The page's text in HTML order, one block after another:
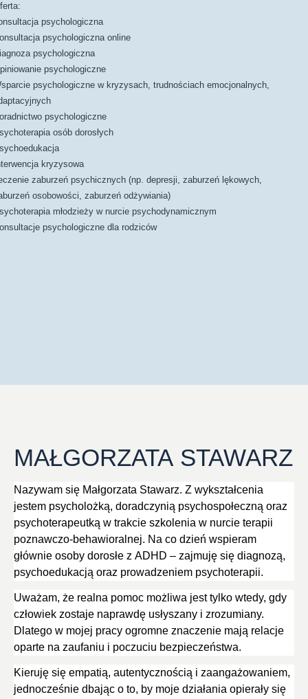
psychologiczna
psychologiczna online
psychologiczna
psychologiczne
psychologiczne w kryzysach, trudnościach emocjonalnych,
psychologiczne
osób dorosłych
kryzysowa
zaburzeń psychicznych (np. depresji, zaburzeń lękowych,
osobowości, zaburzeń odżywiania)
młodzieży w nurcie psychodynamicznym
psychologiczne dla rodziców
MAŁGORZATA STAWARZ​
Nazywam się Małgorzata Stawarz. Z wykształcenia
jestem psycholożką, doradczynią psychospołeczną oraz
psychoterapeutką w trakcie szkolenia w nurcie terapii
poznawczo-behawioralnej. Na co dzień wspieram
głównie osoby dorosłe z ADHD – zajmuję się diagnozą,
psychoedukacją oraz prowadzeniem psychoterapii.
Uważam, że realna pomoc możliwa jest tylko wtedy, gdy
człowiek zostaje naprawdę usłyszany i zrozumiany.
Dlatego w mojej pracy ogromne znaczenie mają relacje
oparte na zaufaniu i poczuciu bezpieczeństwa.
Kieruję się empatią, autentycznością i zaangażowaniem,
jednocześnie dbając o to, by moje działania opierały się